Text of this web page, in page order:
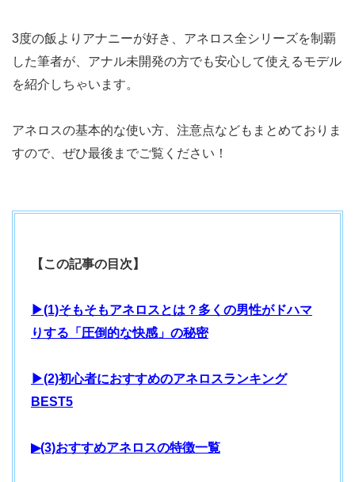
3度の飯よりアナニーが好き、アネロス全シリーズを制覇
した筆者が、アナル未開発の方でも安心して使えるモデル
を紹介しちゃいます。
アネロスの基本的な使い方、注意点などもまとめておりま
すので、ぜひ最後までご覧ください！
【この記事の目次】
▶(1)そもそもアネロスとは？多くの男性がドハマ
りする「圧倒的な快感」の秘密
▶(2)初心者におすすめのアネロスランキング
BEST5
▶(3)おすすめアネロスの特徴一覧